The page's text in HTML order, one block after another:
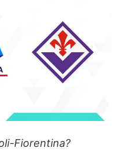
Fiorentina?